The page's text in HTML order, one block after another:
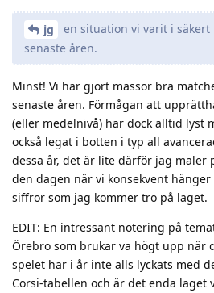
jg
en situation vi varit i säkert
senaste åren.
Minst! Vi har gjort massor bra
senaste åren. Förmågan att
(eller medelnivå) har dock alltid lyst
också legat i botten i typ all
dessa år, det är lite därför jag maler
den dagen när vi konsekvent
siffror som jag kommer tro på laget.
EDIT: En intressant notering på
Örebro som brukar va högt upp när
spelet har i år inte alls lyckats med
Corsi-tabellen och är det enda laget